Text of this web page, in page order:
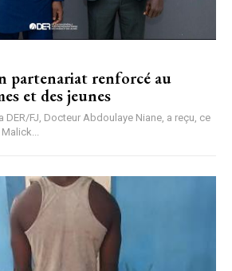
partenariat renforcé au
et des jeunes
DER/FJ, Docteur Abdoulaye Niane, a reçu, ce